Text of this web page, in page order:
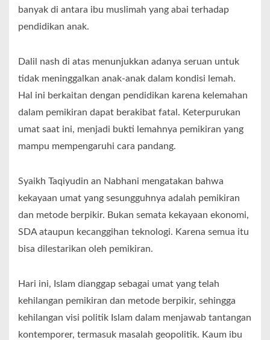
banyak di antara ibu muslimah yang abai terhadap
pendidikan anak.
Dalil nash di atas menunjukkan adanya seruan untuk
tidak meninggalkan anak-anak dalam kondisi lemah.
Hal ini berkaitan dengan pendidikan karena kelemahan
dalam pemikiran dapat berakibat fatal. Keterpurukan
umat saat ini, menjadi bukti lemahnya pemikiran yang
mampu mempengaruhi cara pandang.
Syaikh Taqiyudin an Nabhani mengatakan bahwa
kekayaan umat yang sesungguhnya adalah pemikiran
dan metode berpikir. Bukan semata kekayaan ekonomi,
SDA ataupun kecanggihan teknologi. Karena semua itu
bisa dilestarikan oleh pemikiran.
Hari ini, Islam dianggap sebagai umat yang telah
kehilangan pemikiran dan metode berpikir, sehingga
kehilangan visi politik Islam dalam menjawab tantangan
kontemporer, termasuk masalah geopolitik. Kaum ibu